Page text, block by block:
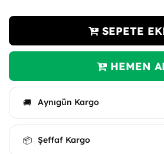
SEPETE
HEMEN
🚚 Aynıgün Kargo
📦 Şeffaf Kargo